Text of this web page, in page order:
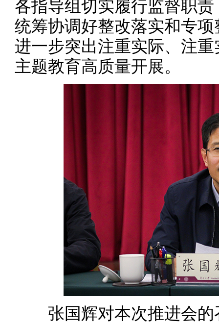
各指导组切实履行监督职
统筹协调好整改落实和专
进一步突出注重实际、注
主题教育高质量开展。
张国辉对本次推进会的